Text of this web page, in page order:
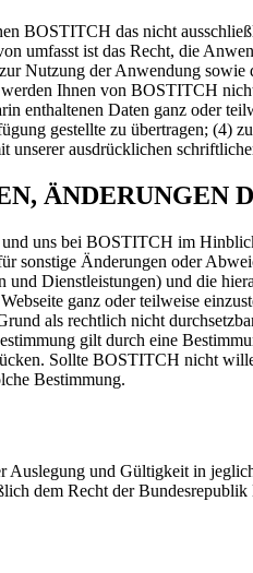
BOSTITCH das nicht
umfasst ist das Recht, die
Nutzung der Anwendung
Ihnen von BOSTITCH
enthaltenen Daten ganz oder
gestellte zu übertragen; (4)
ausdrücklichen
ÄNDERUNGEN
uns bei BOSTITCH im
sonstige Änderungen oder
Dienstleistungen) und die
ganz oder teilweise
als rechtlich nicht
gilt durch eine
Sollte BOSTITCH nicht
Bestimmung.
und Gültigkeit in
dem Recht der